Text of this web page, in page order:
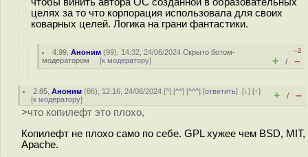
целях за то что корпорация использовала для своих
коварных целей. Логика на грани фантастики.
4.99 ,Аноним (99), 14:32, 24/06/2024Скрыто ботом-
модератором [к модератору]
–2
+ / –
2.85 ,Аноним (86), 12:16, 24/06/2024 [^] [^^] [^^^] [ответить][↓] [↑]
[к модератору] + / –
>что копилефт это плохо,
Копилефт не плохо само по себе. GPL хужее чем BSD, MIT,
Apache.